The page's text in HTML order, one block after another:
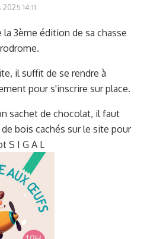
14:11
la 3ème édition de sa chasse
il suffit de se rendre à
pour s'inscrire sur place.
sachet de chocolat, il faut
bois cachés sur le site pour
S I G A L